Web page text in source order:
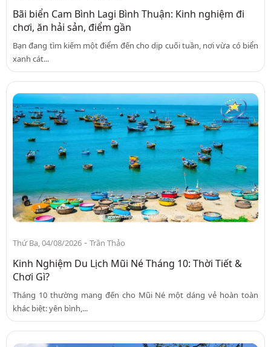
Bãi biển Cam Bình Lagi Bình Thuận: Kinh nghiệm đi
chơi, ăn hải sản, điểm gần
Bạn đang tìm kiếm một điểm đến cho dịp cuối tuần, nơi vừa có biển
xanh cát...
Thứ Ba, 04/08/2026 - Trần Thảo
Kinh Nghiệm Du Lịch Mũi Né Tháng 10: Thời Tiết &
Chơi Gì?
Tháng 10 thường mang đến cho Mũi Né một dáng vẻ hoàn toàn
khác biệt: yên bình,...